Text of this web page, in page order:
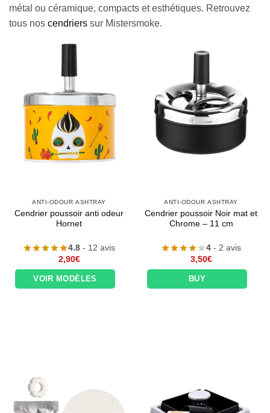
métal ou céramique, compacts et esthétiques. Retrouvez
tous nos cendriers sur Mistersmoke.
ANTI-ODOUR ASHTRAY
Cendrier poussoir anti odeur
Hornet
4.8 - 12 avis
2,90€
VOIR MODÈLES
ANTI-ODOUR ASHTRAY
Cendrier poussoir Noir mat et
Chrome – 11 cm
4 - 2 avis
3,50€
BUY